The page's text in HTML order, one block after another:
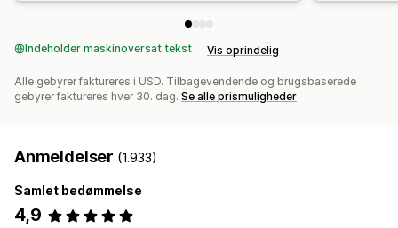
Indeholder maskinoversat tekst Vis oprindelig
Alle gebyrer faktureres i USD. Tilbagevendende og brugsbaserede
gebyrer faktureres hver 30. dag. Se alle prismuligheder
Anmeldelser (1.933)
Samlet bedømmelse
4,9